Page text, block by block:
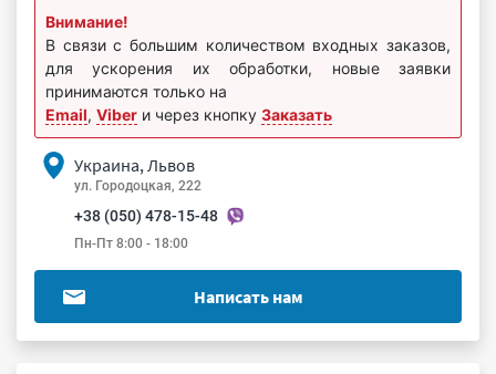
Внимание!
В связи с большим количеством входных заказов,
для ускорения их обработки, новые заявки
принимаются только на
Email, Viber и через кнопку Заказать
Украина, Львов
ул. Городоцкая, 222
+38 (050) 478-15-48
Пн-Пт 8:00 - 18:00
Написать нам